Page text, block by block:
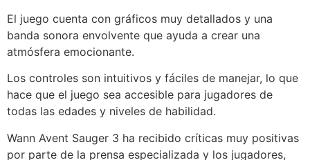
El juego cuenta con gráficos muy detallados y una
banda sonora envolvente que ayuda a crear una
atmósfera emocionante.
Los controles son intuitivos y fáciles de manejar, lo que
hace que el juego sea accesible para jugadores de
todas las edades y niveles de habilidad.
Wann Avent Sauger 3 ha recibido críticas muy positivas
por parte de la prensa especializada y los jugadores,